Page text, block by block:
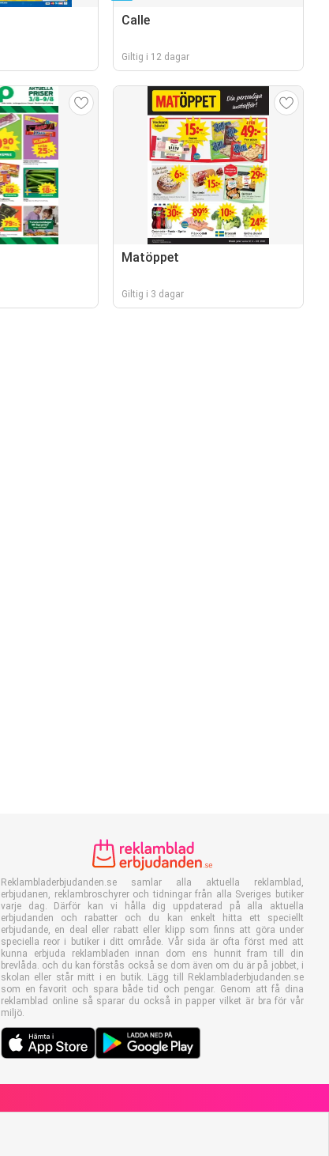
Calle
Giltig i 12 dagar
Matöppet
Giltig i 3 dagar
Reklambladerbjudanden.se samlar alla aktuella reklamblad,
erbjudanen, reklambroschyrer och tidningar från alla Sveriges butiker
varje dag. Därför kan vi hålla dig uppdaterad på alla aktuella
erbjudanden och rabatter och du kan enkelt hitta ett speciellt
erbjudande, en deal eller rabatt eller klipp som finns att göra under
speciella reor i butiker i ditt område. Vår sida är ofta först med att
kunna erbjuda reklambladen innan dom ens hunnit fram till din
brevlåda. och du kan förstås också se dom även om du är på jobbet, i
skolan eller står mitt i en butik. Lägg till Reklambladerbjudanden.se
som en favorit och spara både tid och pengar. Genom att få dina
reklamblad online så sparar du också in papper vilket är bra för vår
miljö.